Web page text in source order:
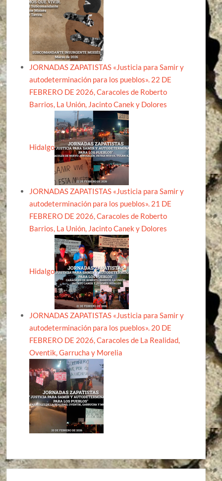
JORNADAS ZAPATISTAS «Justicia para Samir y
autodeterminación para los pueblos». 22 DE
FEBRERO DE 2026, Caracoles de Roberto
Barrios, La Unión, Jacinto Canek y Dolores
Hidalgo
JORNADAS ZAPATISTAS «Justicia para Samir y
autodeterminación para los pueblos». 21 DE
FEBRERO DE 2026, Caracoles de Roberto
Barrios, La Unión, Jacinto Canek y Dolores
Hidalgo
JORNADAS ZAPATISTAS «Justicia para Samir y
autodeterminación para los pueblos». 20 DE
FEBRERO DE 2026, Caracoles de La Realidad,
Oventik, Garrucha y Morelia